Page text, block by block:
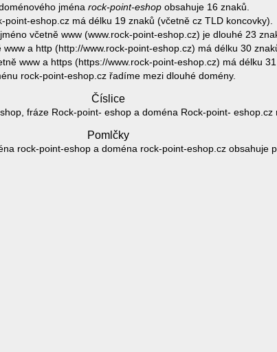
jména rock-point-eshop obsahuje 16 znaků.
point-eshop.cz má délku 19 znaků (včetně cz TLD koncovky).
včetně www (www.rock-point-eshop.cz) je dlouhé 23
www a http (http://www.rock-point-eshop.cz) má délku 30
www a https (https://www.rock-point-eshop.cz) má délku 31
rock-point-eshop.cz řadíme mezi dlouhé domény.
Číslice
fráze Rock-point- eshop a doména Rock-point- eshop.cz
Pomlčky
rock-point-eshop a doména rock-point-eshop.cz obsahuje